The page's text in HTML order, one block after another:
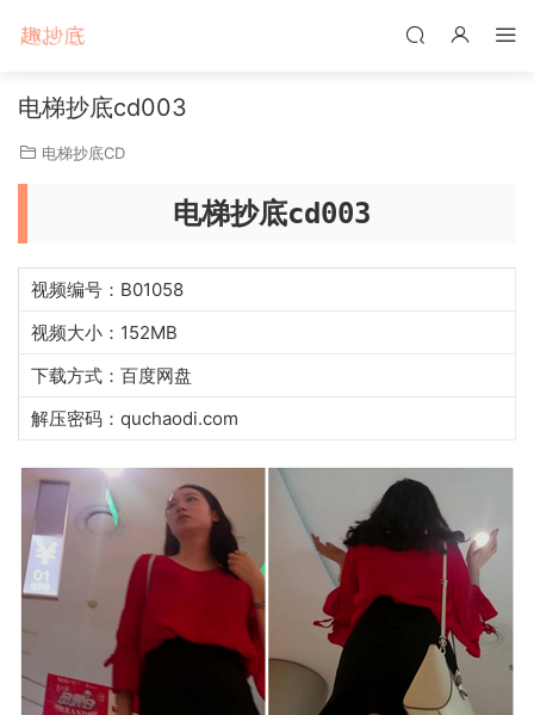
电梯抄底cd003
电梯抄底CD
电梯抄底cd003
视频编号：B01058
视频大小：152MB
下载方式：百度网盘
解压密码：quchaodi.com